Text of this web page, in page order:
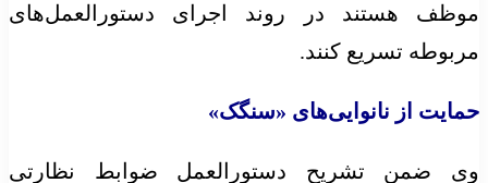
موظف هستند در روند اجرای دستورالعمل‌های
مربوطه تسریع کنند.
حمایت از نانوایی‌های «سنگک»
وی ضمن تشریح دستورالعمل ضوابط نظارتی